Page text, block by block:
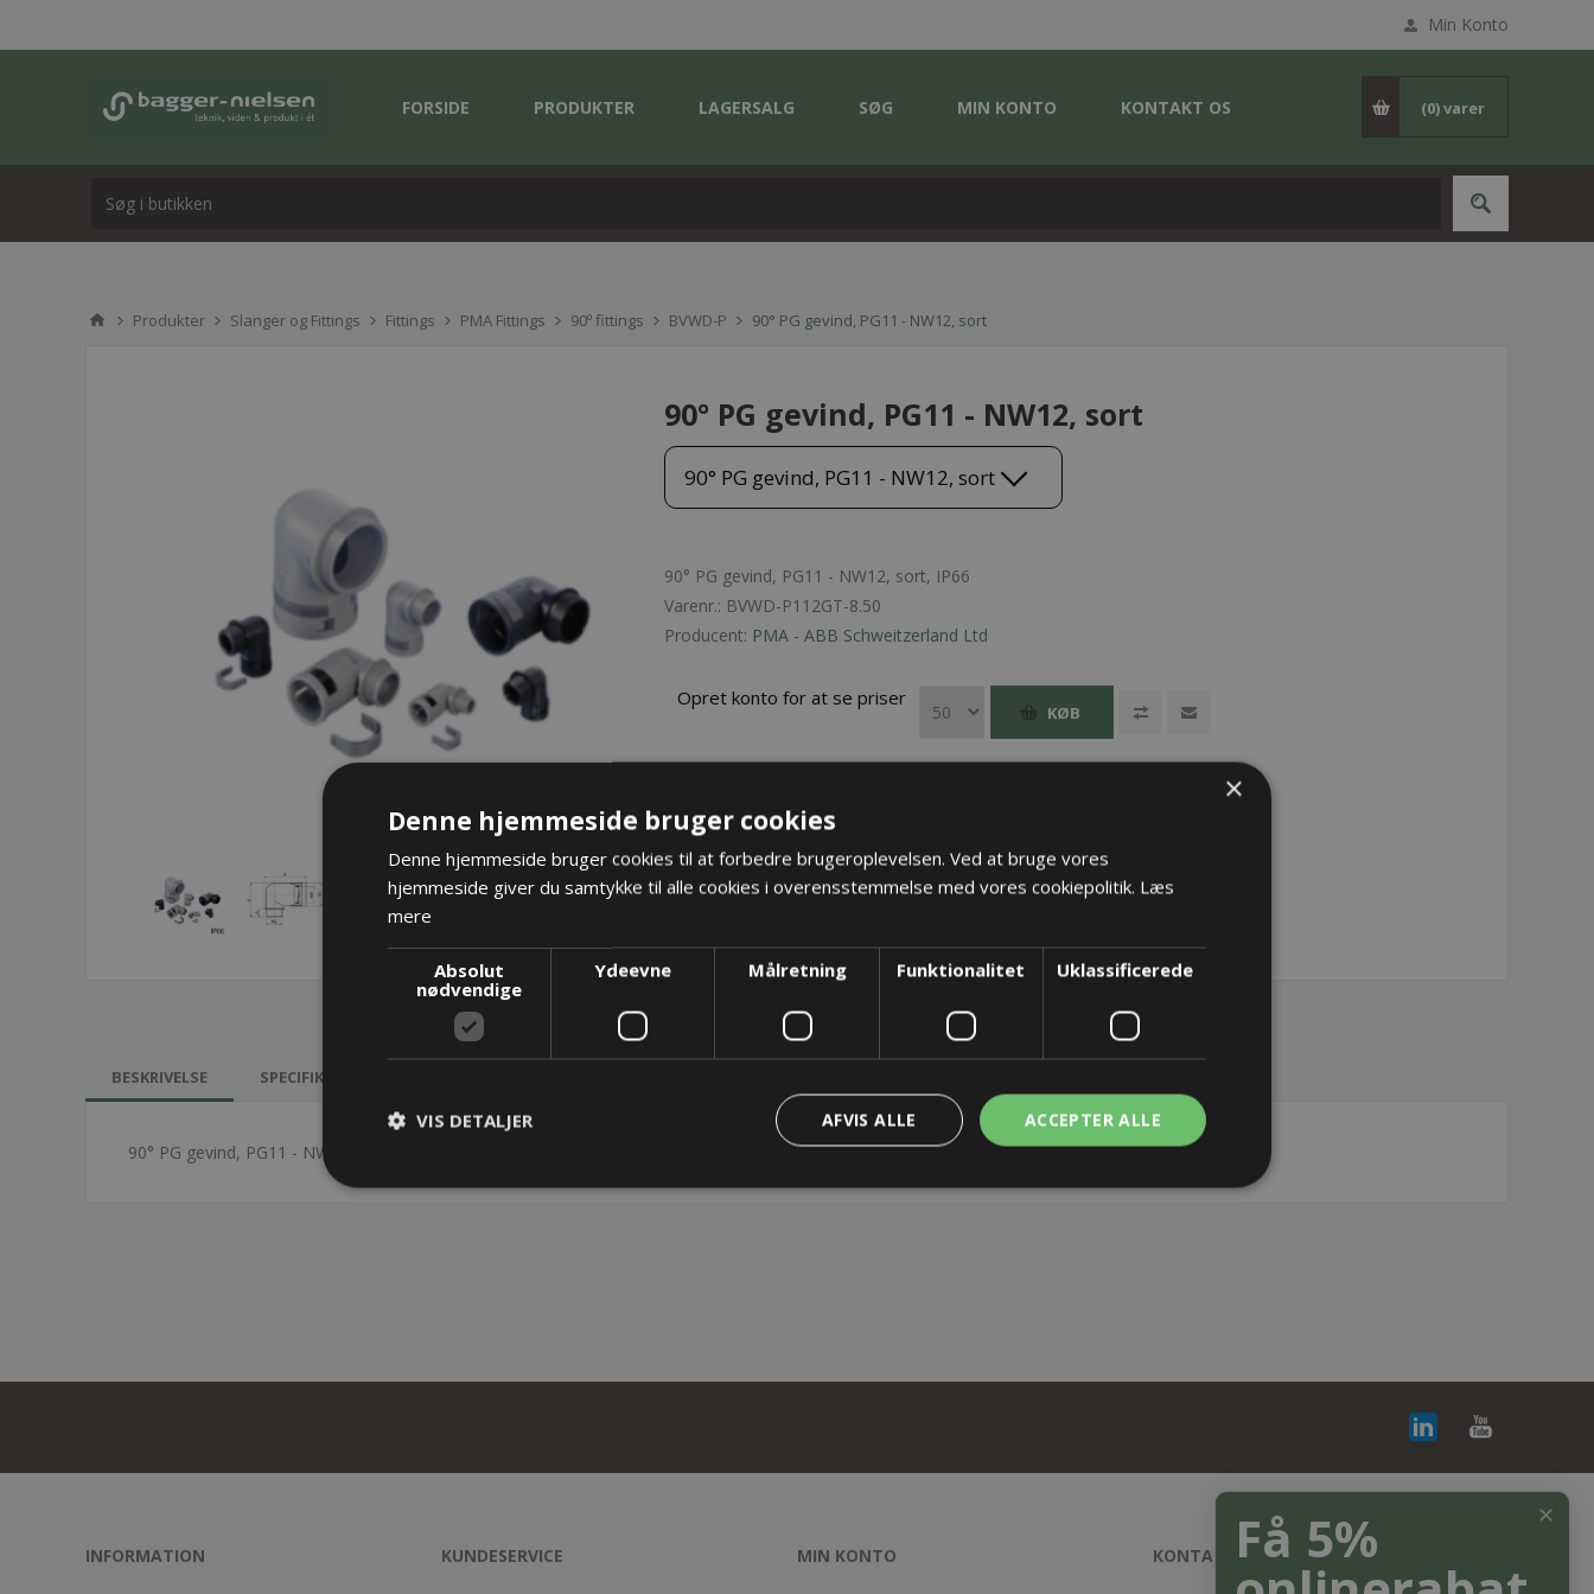
Min Konto
FORSIDE PRODUKTER LAGERSALG SØG MIN KONTO KONTAKT OS (0)varer
Produkter Slanger og Fittings Fittings PMA Fittings 90º fittings BVWD-P 90° PG gevind, PG11 - NW12, sort
90° PG gevind, PG11 - NW12, sort
90° PG gevind, PG11 - NW12, sort
90° PG gevind, PG11 - NW12, sort, IP66
Varenr.: BVWD-P112GT-8.50
Producent: PMA - ABB Schweitzerland Ltd
Opret konto for at se priser
KØB
BESKRIVELSE SPECIFIKATIONER
90° PG gevind, PG11 - NW12, sort, IP66 - Sælges i pakker á 50 stk.
INFORMATION KUNDESERVICE MIN KONTO KONTAKT OS
✕
Få 5%
×
Denne hjemmeside bruger cookies
Denne hjemmeside bruger cookies til at forbedre brugeroplevelsen. Ved at bruge vores
hjemmeside giver du samtykke til alle cookies i overensstemmelse med vores cookiepolitik. Læs
mere
Absolut
nødvendige
Ydeevne Målretning Funktionalitet Uklassificerede
ACCEPTER ALLE
AFVIS ALLE
VIS DETALJER